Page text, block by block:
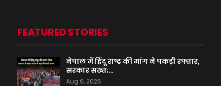
FEATURED STORIES
नेपाल में हिंदू राष्ट्र की मांग ने पकड़ी रफ्तार,
सरकार सख्त;…
Aug 6, 2026